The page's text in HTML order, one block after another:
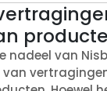
nadeel van